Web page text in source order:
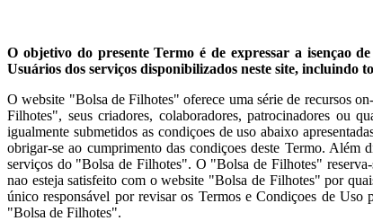
O objetivo do presente Termo é de expressar a isençao
Usuários dos serviços disponibilizados neste site, incluindo
O website "Bolsa de Filhotes" oferece uma série de recursos
Filhotes", seus criadores, colaboradores, patrocinadores ou
igualmente submetidos as condiçoes de uso abaixo
obrigar-se ao cumprimento das condiçoes deste Termo.
serviços do "Bolsa de Filhotes". O "Bolsa de Filhotes"
nao esteja satisfeito com o website "Bolsa de Filhotes" por
único responsável por revisar os Termos e Condiçoes de
"Bolsa de Filhotes".